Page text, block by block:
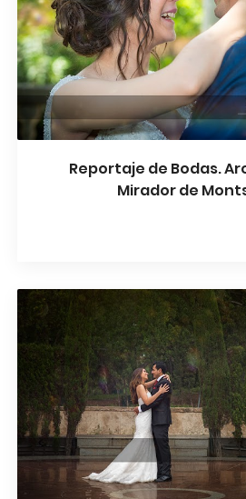
Reportaje de Bodas.
Mirador de